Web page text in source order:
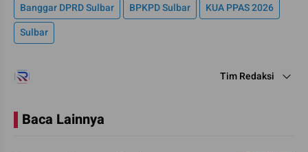
Banggar DPRD Sulbar BPKPD Sulbar
KUA PPAS 2026
Sulbar
Tim Redaksi
Baca Lainnya